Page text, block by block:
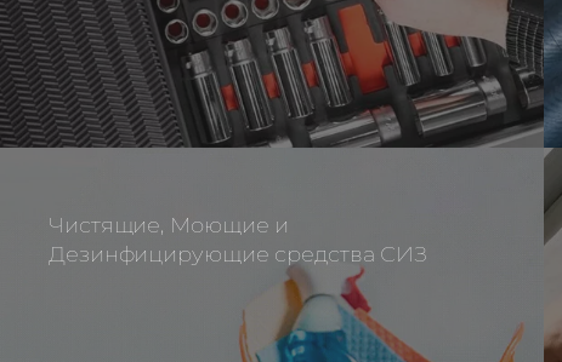
Чистящие, Моющие и
Дезинфицирующие средства СИЗ